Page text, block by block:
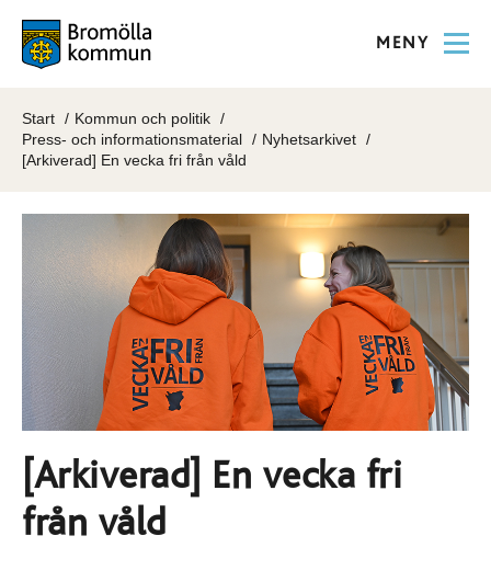
MENY
Start
Kommun och politik
Press- och informationsmaterial
Nyhetsarkivet
[Arkiverad] En vecka fri från våld
[Arkiverad] En vecka fri
från våld